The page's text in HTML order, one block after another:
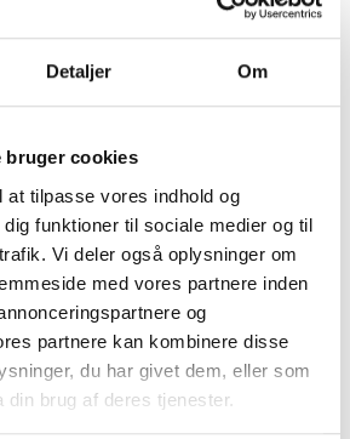
Detaljer Om
bruger cookies
at tilpasse vores indhold og
funktioner til sociale medier og til
Vi deler også oplysninger om
med vores partnere inden
og
partnere kan kombinere disse
du har givet dem, eller som
din brug af deres tjenester.
levering (30 min. i Kbh)
lave priser*
ikke ernæringsprodukter.
udvalg af kendte
et stort udvalg af kendte
vitaminer og andre spændende
– altid til fast lav pris.
om Uglecare.dk her